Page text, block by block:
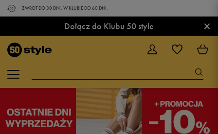
ZWROT DO 30 DNI. W KLUBIE DO 60 DNI.
Dołącz do Klubu 50 style ×